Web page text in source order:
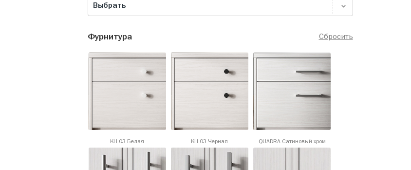
Выбрать
Сбросить
Фурнитура
KH.03 Белая KH.03 Черная QUADRA Сатиновый хром